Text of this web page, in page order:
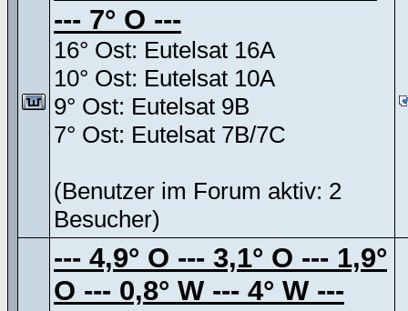
--- 7° O ---
16° Ost: Eutelsat 16A
10° Ost: Eutelsat 10A
9° Ost: Eutelsat 9B
7° Ost: Eutelsat 7B/7C
(Benutzer im Forum aktiv: 2
Besucher)
--- 4,9° O --- 3,1° O --- 1,9°
O --- 0,8° W --- 4° W ---